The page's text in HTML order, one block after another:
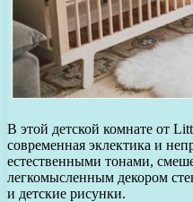
В этой детской комнате от
современная эклектика и
естественными тонами,
легкомысленным декором
и детские рисунки.